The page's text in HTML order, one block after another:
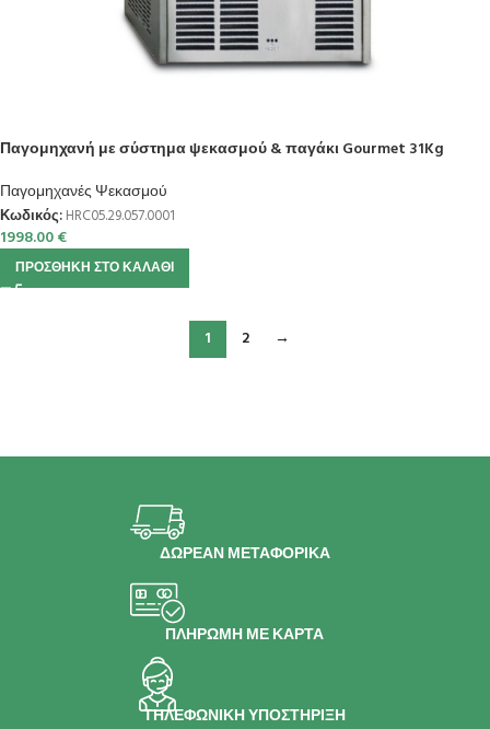
Παγομηχανή με σύστημα ψεκασμού & παγάκι Gourmet 31Kg
Παγομηχανές Ψεκασμού
Κωδικός: HRC05.29.057.0001
1998.00€
ΠΡΟΣΘΉΚΗ ΣΤΟ ΚΑΛΆΘΙ
1 2 →
ΔΩΡΕΑΝ ΜΕΤΑΦΟΡΙΚΑ
ΠΛΗΡΩΜΗ ΜΕ ΚΑΡΤΑ
ΤΗΛΕΦΩΝΙΚΗ ΥΠΟΣΤΗΡΙΞΗ